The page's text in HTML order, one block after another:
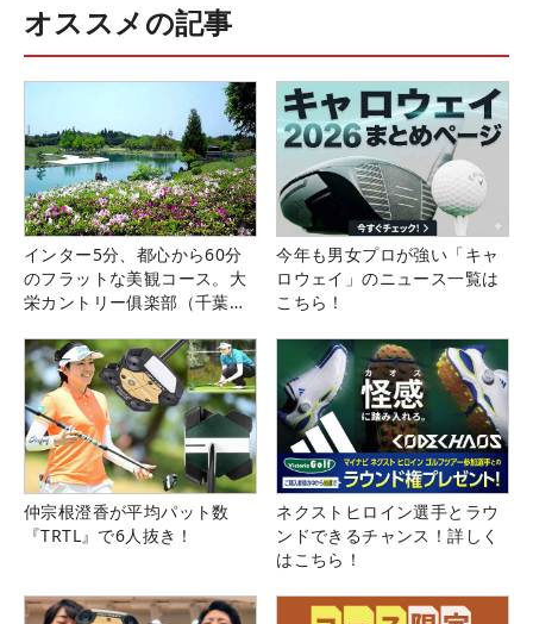
オススメの記事
インター5分、都心から60分
のフラットな美観コース。大
栄カントリー俱楽部（千葉
今年も男女プロが強い「キャ
ロウェイ」のニュース一覧は
こちら！
仲宗根澄香が平均パット数
『TRTL』で6人抜き！
ネクストヒロイン選手とラウ
ンドできるチャンス！詳しく
はこちら！